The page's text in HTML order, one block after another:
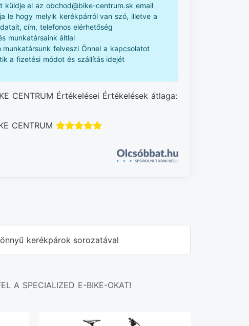
küldje el az obchod@bike-centrum.sk email
le hogy melyik kerékpárról van szó, illetve a
cím, telefonos elérhetőség
munkatársaink áltlal
munkatársunk felveszi Önnel a kapcsolatot
a fizetési módot és szállítás idejét
CENTRUM Értékelései Értékelések átlaga:
CENTRUM
kerékpárok sorozatával
A SPECIALIZED E-BIKE-OKAT!